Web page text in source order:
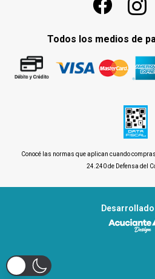
Todos los medios de
Conocé las normas que aplican cuando compras
24.240 de Defensa del